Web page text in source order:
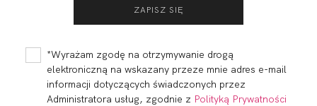
286,00 zł 322,00 zł
*Wyrażam zgodę na otrzymywanie drogą
elektroniczną na wskazany przeze mnie adres e-mail
informacji dotyczących świadczonych przez
Administratora usług, zgodnie z Polityką Prywatności